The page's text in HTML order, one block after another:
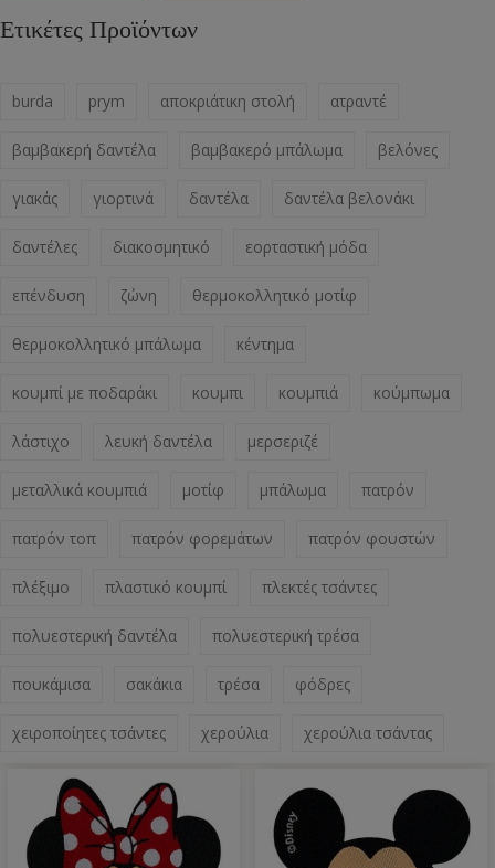
Ετικέτες Προϊόντων
burda prym αποκριάτικη στολή ατραντέ
βαμβακερή δαντέλα βαμβακερό μπάλωμα βελόνες
γιακάς γιορτινά δαντέλα δαντέλα βελονάκι
δαντέλες διακοσμητικό εορταστική μόδα
επένδυση ζώνη θερμοκολλητικό μοτίφ
θερμοκολλητικό μπάλωμα κέντημα
κουμπί με ποδαράκι κουμπι κουμπιά κούμπωμα
λάστιχο λευκή δαντέλα μερσεριζέ
μεταλλικά κουμπιά μοτίφ μπάλωμα πατρόν
πατρόν τοπ πατρόν φορεμάτων πατρόν φουστών
πλέξιμο πλαστικό κουμπί πλεκτές τσάντες
πολυεστερική δαντέλα πολυεστερική τρέσα
πουκάμισα σακάκια τρέσα φόδρες
χειροποίητες τσάντες χερούλια χερούλια τσάντας